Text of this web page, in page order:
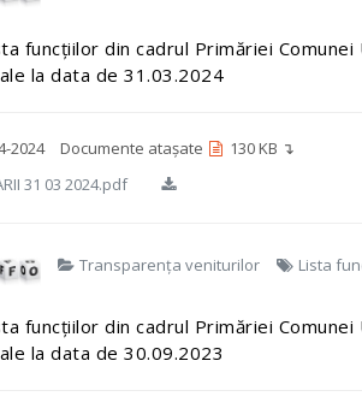
funcțiilor din cadrul Primăriei
la data de 31.03.2024
2024 Documente atașate
130 KB ↴
31 03 2024.pdf
Transparența veniturilor Lista
funcțiilor din cadrul Primăriei
la data de 30.09.2023